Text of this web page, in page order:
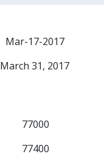
Mar-17-2017
March 31, 2017
77000
77400